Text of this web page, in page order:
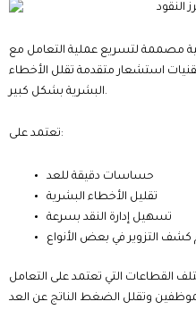
مصممة لتسريع عملية التعامل مع
تقنيات استشعار متقدمة تقلل الأخطاء
البشرية بشكل كبير.
تعتمد على:
حساسات دقيقة للعد
تقليل الأخطاء البشرية
تسهيل إدارة النقد بسرعة
كشف التزوير في بعض الأنواع
القطاعات التي تعتمد على التعامل
وتقلل الضغط الناتج عن العد